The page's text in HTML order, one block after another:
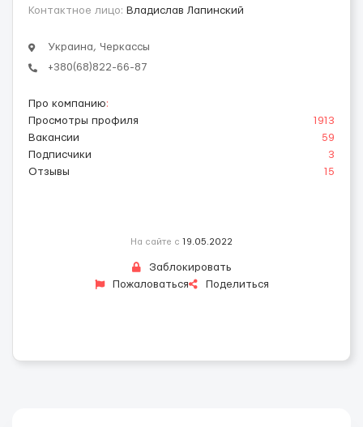
Контактное лицо: Владислав Лапинский
Украина, Черкассы
+380(68)822-66-87
Про компанию:
Просмотры профиля
1913
Вакансии
59
Подписчики
3
Отзывы
15
На сайте с 19.05.2022
Заблокировать
Пожаловаться
Поделиться